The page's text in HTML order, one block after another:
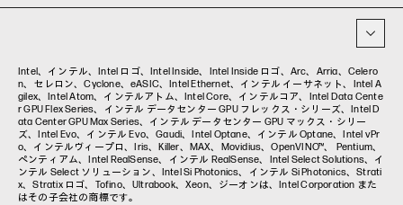
Intel、インテル、Intel ロゴ、Intel Inside、Intel Inside ロゴ、Arc、Arria、Celero
n、セレロン、Cyclone、eASIC、Intel Ethernet、インテル イーサネット、Intel A
gilex、Intel Atom、インテルアトム、Intel Core、インテルコア、Intel Data Cente
r GPU Flex Series、インテル データセンター GPU フレックス・シリーズ、Intel D
ata Center GPU Max Series、インテル データセンター GPU マックス・シリー
ズ、Intel Evo、インテル Evo、Gaudi、Intel Optane、インテル Optane、Intel vPr
o、インテルヴィープロ、Iris、Killer、MAX、Movidius、OpenVINO™、 Pentium、
ペンティアム、Intel RealSense、インテル RealSense、Intel Select Solutions、イ
ンテル Select ソリューション、Intel Si Photonics、インテル Si Photonics、Strati
x、Stratix ロゴ、Tofino、Ultrabook、Xeon、ジーオンは、Intel Corporation また
はその子会社の商標です。